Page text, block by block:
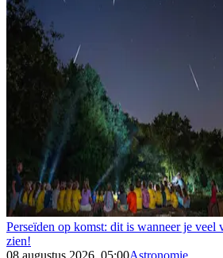
Perseïden op komst: dit is wanneer je veel
zien!
08 augustus 2026, 05:00Astronomie